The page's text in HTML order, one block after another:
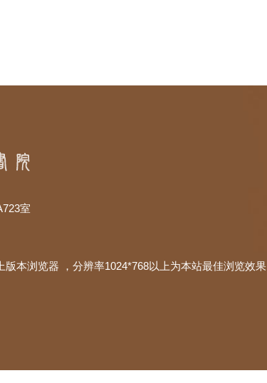
室
本浏览器 ，分辨率1024*768以上为本站最佳浏览效果